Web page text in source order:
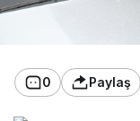
0 Paylaş